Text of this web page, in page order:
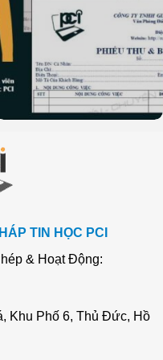
TIN HỌC PCI
& Hoạt Động:
Khu Phố 6, Thủ Đức, Hồ